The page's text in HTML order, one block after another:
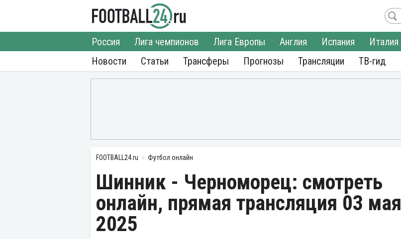
Новости
Россия Лига чемпионов Лига Европы Англия Испания Италия
Статьи
Трансферы Прогнозы Трансляции ТВ-гид
FOOTBALL24.ru Футбол онлайн
Шинник - Черноморец: смотреть
онлайн, прямая трансляция 03 мая
2025